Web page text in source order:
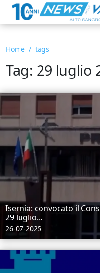
Home tags
Tag: 29 luglio
Isernia: convocato il
29 luglio...
26-07-2025